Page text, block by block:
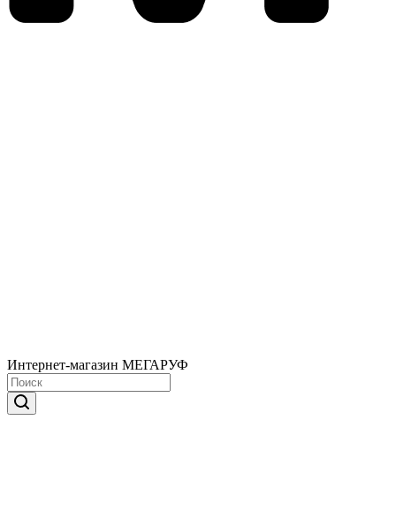
Интернет-магазин МЕГАРУФ